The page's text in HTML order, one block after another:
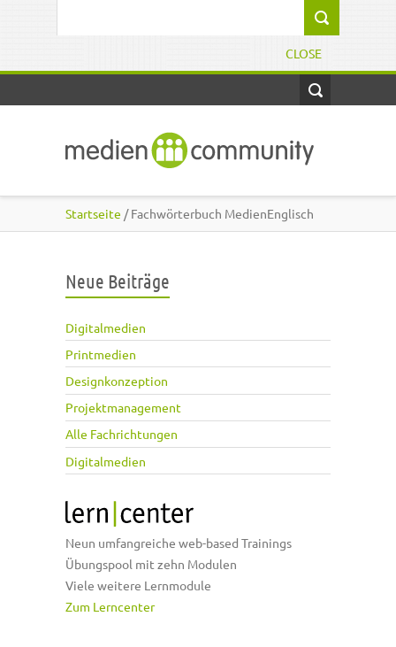
CLOSE
Startseite / Fachwörterbuch MedienEnglisch
Neue Beiträge
Digitalmedien
Printmedien
Designkonzeption
Projektmanagement
Alle Fachrichtungen
Digitalmedien
Neun umfangreiche web-based Trainings
Übungspool mit zehn Modulen
Viele weitere Lernmodule
Zum Lerncenter